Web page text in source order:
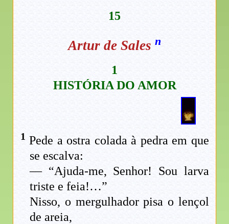
15
Artur de Sales n
1
HISTÓRIA DO AMOR
1 Pede a ostra colada à pedra em que
se escalva:
— “Ajuda-me, Senhor! Sou larva
triste e feia!…”
Nisso, o mergulhador pisa o lençol
de areia,